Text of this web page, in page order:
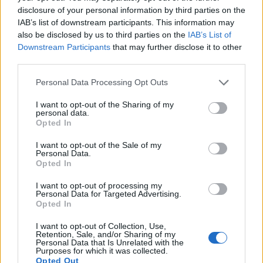
disclosure of your personal information by third parties on the
IAB’s list of downstream participants. This information may
also be disclosed by us to third parties on the IAB’s List of
Downstream Participants that may further disclose it to other
Personal Data Processing Opt Outs
I want to opt-out of the Sharing of my
personal data.
Opted In
I want to opt-out of the Sale of my
Personal Data.
Opted In
I want to opt-out of processing my
Personal Data for Targeted Advertising.
Opted In
I want to opt-out of Collection, Use,
Retention, Sale, and/or Sharing of my
Personal Data that Is Unrelated with the
Purposes for which it was collected.
Opted Out
συσκευασμένων προϊόντωνπου αγοράζετε για
νιτρώδες νάτριο και κάλιο, ή απλά ναπεριορίσετε
την κατανάλωση επεξεργασμένων κρεάτων,
όπως το μπέικον, το ζαμπόν, το σαλάμι κ.α.”
είναι φυσικά πλούσιες σε νιτρικά άλατα”
, είπε με
την σειρά της η Palinksi-Wade.
αυτές τις τροφές, όπως τα παντζάρια,
προσφέρουν σημαντικά οφέλη
όπως η μείωση
των επιπέδων της αρτηριακής πίεσης (κάτι που είναι
πολύ σημαντικό για άτομα με διαβήτη που
διατρέχουν μεγαλύτερο κίνδυνο καρδιακής νόσου).
Αυτήν τη στιγμή, υπάρχουν περισσότερα θετικά
οφέλη από την κατανάλωση αυτών των τροφών
(κυρίως λαχανικών) παρά ο περιορισμός/αποφυγή